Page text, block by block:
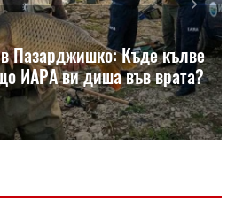
Пазарджишко: Къде кълве
ИАРА ви диша във врата?
Next